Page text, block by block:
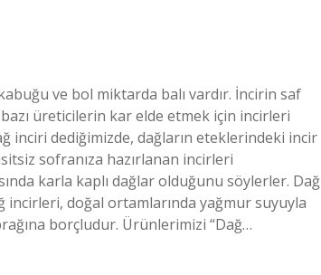
ve bol miktarda balı vardır. İncirin saf
bazı üreticilerin kar elde etmek için incirleri
inciri dediğimizde, dağların eteklerindeki incir
sofranıza hazırlanan incirleri
karla kaplı dağlar olduğunu söylerler. Dağ
incirleri, doğal ortamlarında yağmur suyuyla
borçludur. Ürünlerimizi “Dağ…